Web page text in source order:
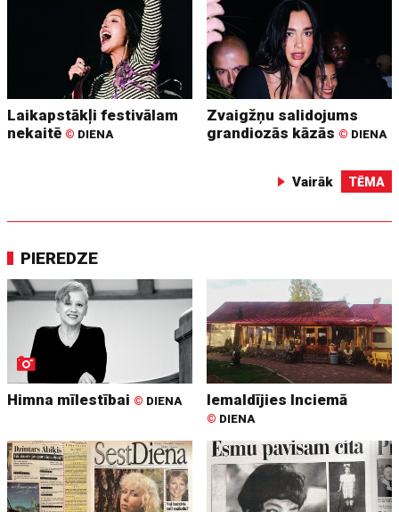
Laikapstākļi festivālam
nekaitē © DIENA
Zvaigžņu salidojums
grandiozās kāzās © DIENA
Vairāk TĒMA
PIEREDZE
Himna mīlestībai © DIENA Iemaldījies Inciemā
© DIENA